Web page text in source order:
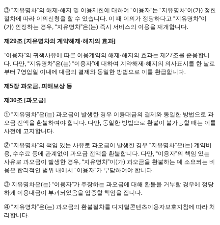
③ “지유명차”의 해제·해지 및 이용제한에 대하여 “이용자”는 “지유명차”이(가) 정한
절차에 따라 이의신청을 할 수 있습니다. 이 때 이의가 정당하다고 “지유명차”이
(가) 인정하는 경우, “지유명차”은(는) 즉시 서비스의 이용을 재개합니다.
제29조 [지유명차의 계약해제·해지의 효과]
“이용자”의 귀책사유에 따른 이용계약의 해제·해지의 효과는 제27조를 준용합니
다. 다만, “지유명차”은(는) “이용자”에 대하여 계약해제·해지의 의사표시를 한 날로
부터 7영업일 이내에 대금의 결제와 동일한 방법으로 이를 환급합니다.
제5장 과오금, 피해보상 등
제30조 [과오금]
① “지유명차”은(는) 과오금이 발생한 경우 이용대금의 결제와 동일한 방법으로 과
오금 전액을 환불하여야 합니다. 다만, 동일한 방법으로 환불이 불가능할 때는 이를
사전에 고지합니다.
② “지유명차”의 책임 있는 사유로 과오금이 발생한 경우 “지유명차”은(는) 계약비
용, 수수료 등에 관계없이 과오금 전액을 환불합니다. 다만, “이용자”의 책임 있는
사유로 과오금이 발생한 경우, “지유명차”이(가) 과오금을 환불하는 데 소요되는 비
용은 합리적인 범위 내에서 “이용자”가 부담하여야 합니다.
③ 지유명차은(는) “이용자”가 주장하는 과오금에 대해 환불을 거부할 경우에 정당
하게 이용대금이 부과되었음을 입증할 책임을 집니다.
④ “지유명차”은(는) 과오금의 환불절차를 디지털콘텐츠이용자보호지침에 따라 처
리합니다.